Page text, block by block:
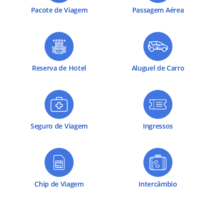
Pacote de Viagem Passagem Aérea
Reserva de Hotel Aluguel de Carro
Seguro de Viagem Ingressos
Chip de Viagem Intercâmbio